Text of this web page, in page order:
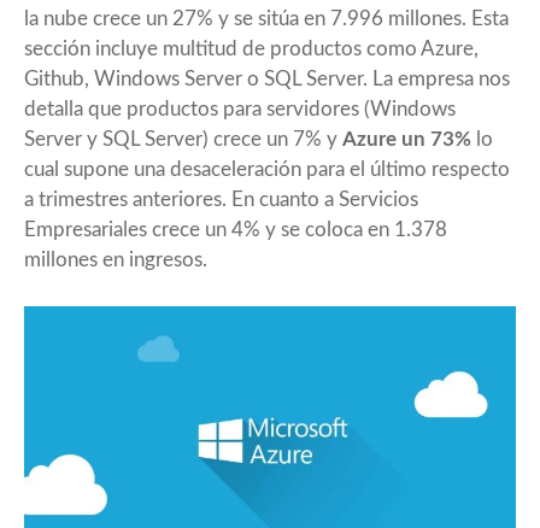
la nube crece un 27% y se sitúa en 7.996 millones. Esta
sección incluye multitud de productos como Azure,
Github, Windows Server o SQL Server. La empresa nos
detalla que productos para servidores (Windows
Server y SQL Server) crece un 7% y Azure un 73% lo
cual supone una desaceleración para el último respecto
a trimestres anteriores. En cuanto a Servicios
Empresariales crece un 4% y se coloca en 1.378
millones en ingresos.